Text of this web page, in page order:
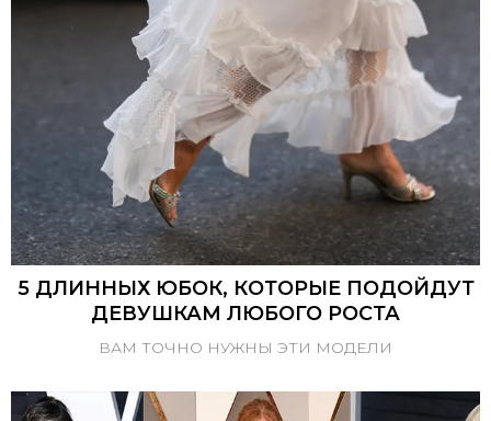
5 ДЛИННЫХ ЮБОК, КОТОРЫЕ ПОДОЙДУТ
ДЕВУШКАМ ЛЮБОГО РОСТА
ВАМ ТОЧНО НУЖНЫ ЭТИ МОДЕЛИ